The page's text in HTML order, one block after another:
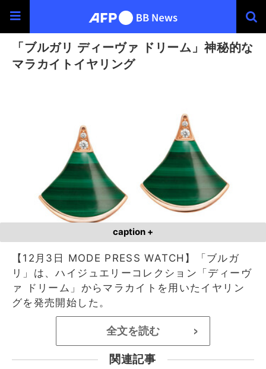
「ブルガリ ディーヴァ ドリーム」神秘的な
マラカイトイヤリング
caption +
【12月3日 MODE PRESS WATCH】「ブルガ
リ」は、ハイジュエリーコレクション「ディーヴ
ァ ドリーム」からマラカイトを用いたイヤリン
グを発売開始した。
全文を読む >
関連記事